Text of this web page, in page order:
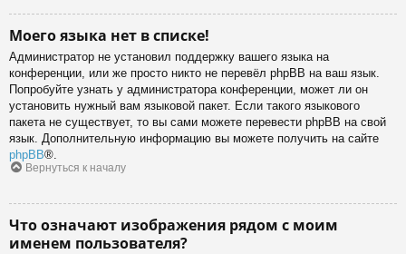
Моего языка нет в списке!
Администратор не установил поддержку вашего языка на
конференции, или же просто никто не перевёл phpBB на ваш язык.
Попробуйте узнать у администратора конференции, может ли он
установить нужный вам языковой пакет. Если такого языкового
пакета не существует, то вы сами можете перевести phpBB на свой
язык. Дополнительную информацию вы можете получить на сайте
phpBB®.
Вернуться к началу
Что означают изображения рядом с моим
именем пользователя?